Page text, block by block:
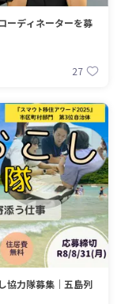
ーディネーターを募
27
協力隊募集｜五島列